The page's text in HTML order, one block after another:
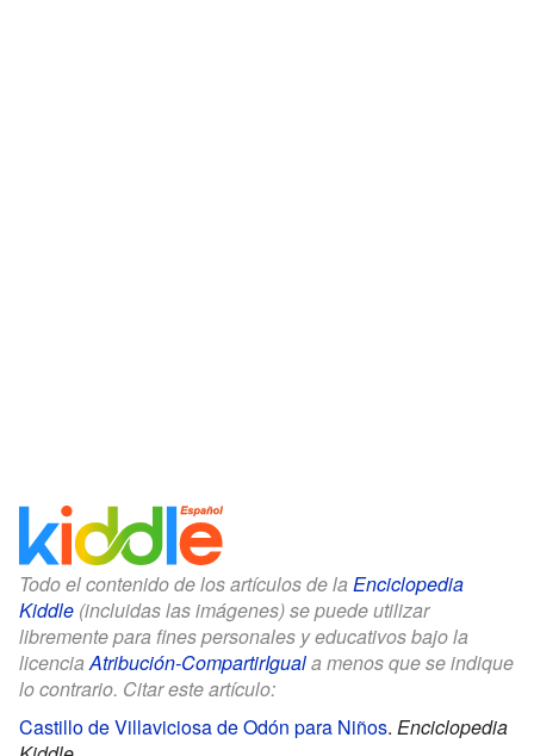
Todo el contenido de los artículos de la Enciclopedia
Kiddle (incluidas las imágenes) se puede utilizar
libremente para fines personales y educativos bajo la
licenciaAtribución-CompartirIguala menos que se indique
lo contrario. Citar este artículo:
Castillo de Villaviciosa de Odón para Niños. Enciclopedia